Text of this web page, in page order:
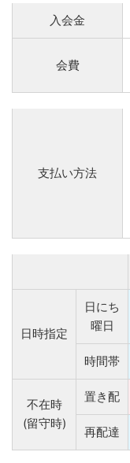
入会金
会費
支払い方法
日時指定
日にち
曜日
時間帯
不在時
(留守時)
置き配
再配達